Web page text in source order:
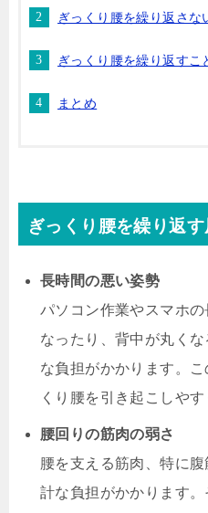
ぎっくり腰を繰り返さな
ぎっくり腰を繰り返すこ
まとめ
ぎっくり腰を繰り返す
長時間の悪い姿勢
パソコン作業やスマホ
なったり、背中が丸く
な負担がかかります。
くり腰を引き起こしやす
腰回りの筋肉の弱さ
腰を支える筋肉、特に
計な負担がかかります